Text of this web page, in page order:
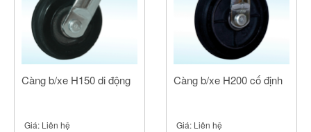
Càng b/xe H150 di động
Giá: Liên hệ
Càng b/xe H200 cố định
Giá: Liên hệ